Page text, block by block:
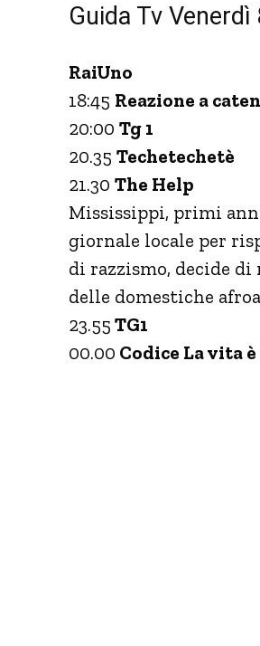
Guida Tv
RaiUno
18:45 Reazione a
20:00 Tg 1
20.35 Techetechetè
21.30 The Help
Mississippi, primi anni
giornale locale per
di razzismo, decide
delle domestiche
23.55 TG1
00.00 Codice La vita